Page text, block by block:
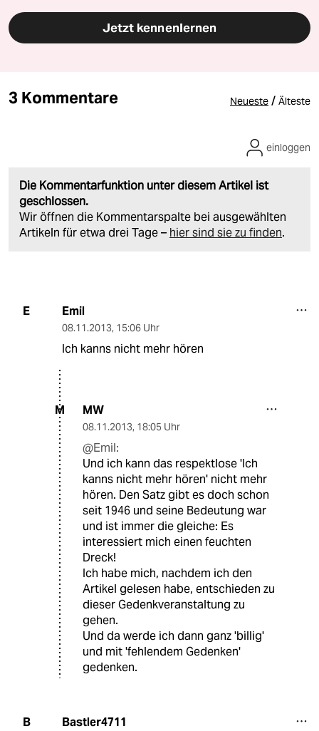
Jetzt kennenlernen
3 Kommentare Neueste / Älteste
Die Kommentarfunktion unter diesem Artikel ist
geschlossen.
Wir öffnen die Kommentarspalte bei ausgewählten
Artikeln für etwa drei Tage – hier sind sie zu finden.
einloggen
E Emil
08.11.2013, 15:06 Uhr
Ich kanns nicht mehr hören
M MW
08.11.2013, 18:05 Uhr
@Emil:
Und ich kann das respektlose 'Ich
kanns nicht mehr hören' nicht mehr
hören. Den Satz gibt es doch schon
seit 1946 und seine Bedeutung war
und ist immer die gleiche: Es
interessiert mich einen feuchten
Dreck!
Ich habe mich, nachdem ich den
Artikel gelesen habe, entschieden zu
dieser Gedenkveranstaltung zu
gehen.
Und da werde ich dann ganz 'billig'
und mit 'fehlendem Gedenken'
gedenken.
B Bastler4711